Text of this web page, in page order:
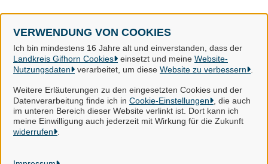
VERWENDUNG VON COOKIES
Ich bin mindestens 16 Jahre alt und einverstanden, dass der
Landkreis Gifhorn Cookies
einsetzt und meine Website-
Nutzungsdaten
verarbeitet, um diese Website zu verbessern
Weitere Erläuterungen zu den eingesetzten Cookies und der
Datenverarbeitung finde ich in Cookie-Einstellungen
, die auch
im unteren Bereich dieser Website verlinkt ist. Dort kann ich
meine Einwilligung auch jederzeit mit Wirkung für die Zukunft
widerrufen
Landkreis Gifhorn
Alle Rechte vorbehalten
Impressum